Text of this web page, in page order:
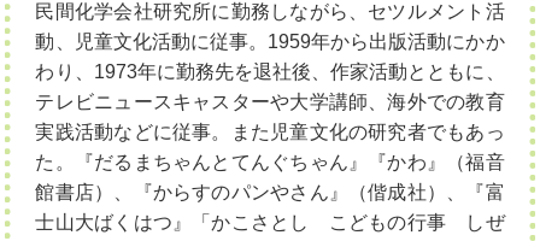
民間化学会社研究所に勤務しながら、セツルメント活
動、児童文化活動に従事。1959年から出版活動にかか
わり、1973年に勤務先を退社後、作家活動とともに、
テレビニュースキャスターや大学講師、海外での教育
実践活動などに従事。また児童文化の研究者でもあっ
た。『だるまちゃんとてんぐちゃん』『かわ』（福音
館書店）、『からすのパンやさん』（偕成社）、『富
士山大ばくはつ』「かこさとし こどもの行事 しぜ